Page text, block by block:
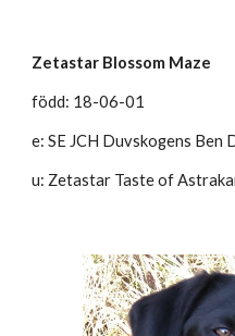
Zetastar Blossom Maze
född: 18-06-01
e: SE JCH Duvskogens Ben
u: Zetastar Taste of